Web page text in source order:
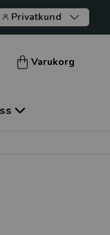
Privatkund
Varukorg